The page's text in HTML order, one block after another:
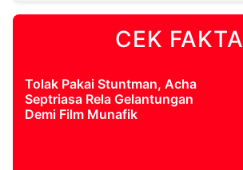
CEK FAKTA
Tolak Pakai Stuntman, Acha
Septriasa Rela Gelantungan
Demi Film Munafik